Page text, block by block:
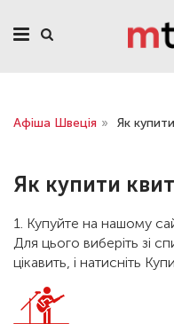
Афіша Швеція » Як
Як купити
1. Купуйте на нашому
Для цього виберіть зі
цікавить, і натисніть